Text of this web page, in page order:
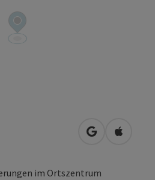
in Google
in
im Ortszentrum